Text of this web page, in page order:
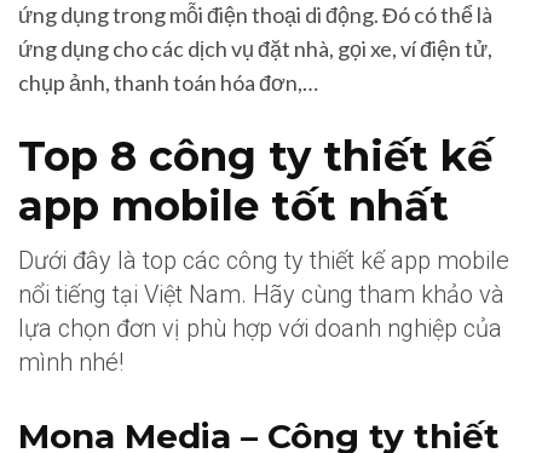
ứng dụng trong mỗi điện thoại di động. Đó có thể là
ứng dụng cho các dịch vụ đặt nhà, gọi xe, ví điện tử,
chụp ảnh, thanh toán hóa đơn,…
Top 8 công ty thiết kế
app mobile tốt nhất
Dưới đây là top các công ty thiết kế app mobile
nổi tiếng tại Việt Nam. Hãy cùng tham khảo và
lựa chọn đơn vị phù hợp với doanh nghiệp của
mình nhé!
Mona Media – Công ty thiết